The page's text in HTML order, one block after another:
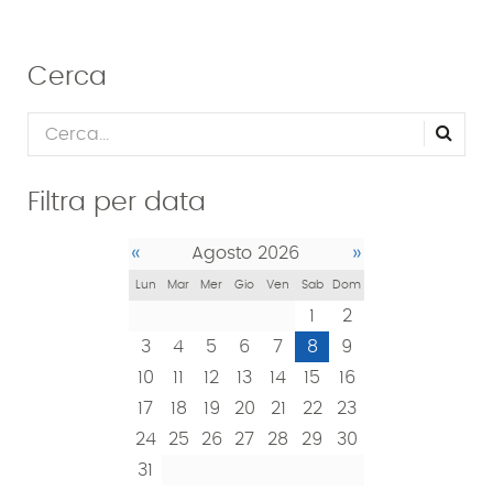
Cerca
Filtra per data
« Agosto 2026 »
Lun Mar Mer Gio Ven Sab Dom
1
2
3
4 5 6 7 8
9
10
11 12 13 14 15
16
17
18 19 20 21 22
23
24
25 26 27 28 29
30
31